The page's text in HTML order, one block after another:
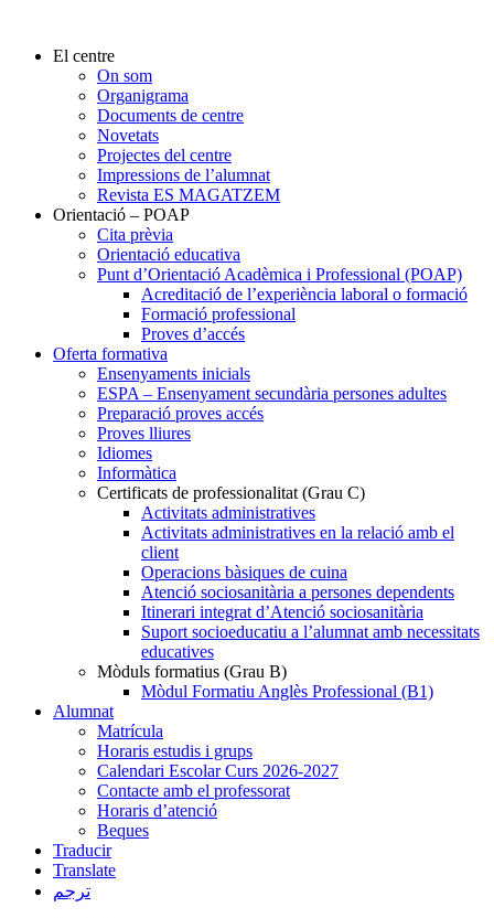
El centre
On som
Organigrama
Documents de centre
Novetats
Projectes del centre
Impressions de l’alumnat
Revista ES MAGATZEM
Orientació – POAP
Cita prèvia
Orientació educativa
Punt d’Orientació Acadèmica i Professional (POAP)
Acreditació de l’experiència laboral o formació
Formació professional
Proves d’accés
Oferta formativa
Ensenyaments inicials
ESPA – Ensenyament secundària persones adultes
Preparació proves accés
Proves lliures
Idiomes
Informàtica
Certificats de professionalitat (Grau C)
Activitats administratives
Activitats administratives en la relació amb el
client
Operacions bàsiques de cuina
Atenció sociosanitària a persones dependents
Itinerari integrat d’Atenció sociosanitària
Suport socioeducatiu a l’alumnat amb necessitats
educatives
Mòduls formatius (Grau B)
Mòdul Formatiu Anglès Professional (B1)
Alumnat
Matrícula
Horaris estudis i grups
Calendari Escolar Curs 2026-2027
Contacte amb el professorat
Horaris d’atenció
Beques
Traducir
Translate
ترجم